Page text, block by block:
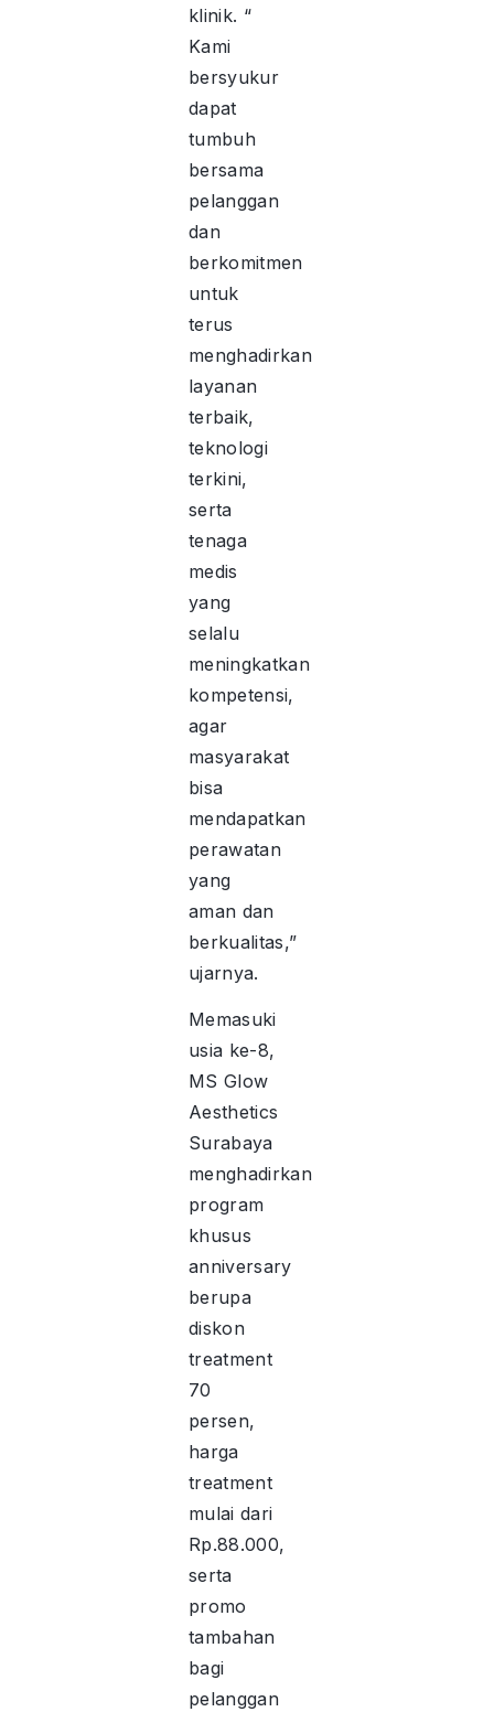
klinik. “
Kami
bersyukur
dapat
tumbuh
bersama
pelanggan
dan
berkomitmen
untuk
terus
menghadirkan
layanan
terbaik,
teknologi
terkini,
serta
tenaga
medis
yang
selalu
meningkatkan
kompetensi,
agar
masyarakat
bisa
mendapatkan
perawatan
yang
aman dan
berkualitas,”
ujarnya.
Memasuki
usia ke-8,
MS Glow
Aesthetics
Surabaya
menghadirkan
program
khusus
anniversary
berupa
diskon
treatment
70
persen,
harga
treatment
mulai dari
Rp.88.000,
serta
promo
tambahan
bagi
pelanggan